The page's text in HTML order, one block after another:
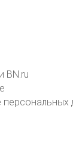
BN.ru
персональных